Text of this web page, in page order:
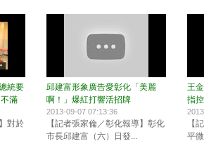
統要
滿
對於
邱建富形象廣告愛彰化「美麗
啊！」爆紅打響活招牌
2013-09-07 07:13:36
【記者張家倫／彰化報導】彰化
市長邱建富（六）日發...
王
指
【
平